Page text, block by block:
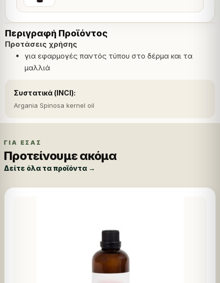
Περιγραφή Προϊόντος
Προτάσεις χρήσης
για εφαρμογές παντός τύπου στο δέρμα και τα
μαλλιά
Συστατικά (INCI):
Argania Spinosa kernel oil
ΓΙΑ ΕΣΑΣ
Προτείνουμε ακόμα
Δείτε όλα τα προϊόντα →